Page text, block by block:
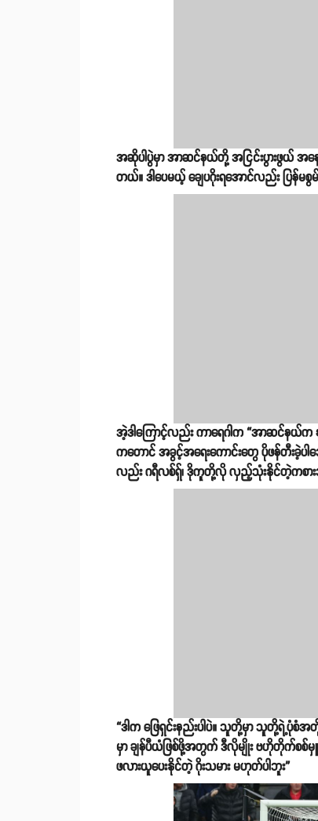
အဆိုပါပွဲမှာ အာဆင်နယ်တို့ အငြင်းပွားဖွယ် အ
တယ်။ ဒါပေမယ့် ချေပဂိုးရအောင်လည်း ပြန်မ
အဲ့ဒါကြောင့်လည်း ကာရေဂါက “အာဆင်နယ်
ကတောင် အခွင့်အရေးကောင်းတွေ ပိုဖန်တီးခဲ့ပါ
လည်း ဂရီလစ်ရှ်၊ ဒိုကူတို့လို လှည့်သုံးနိုင်တဲ့ကစား
“ဒါက ဖြေရှင်းနည်းပါပဲ။ သူတို့မှာ သူတို့ရဲ့ပုံစံ
မှာ ချန်ပီယံဖြစ်ဖို့အတွက် ဒီလိုမျိုး ဗဟိုတိုက်စစ်
ဖလားယူပေးနိုင်တဲ့ ဂိုးသမား မဟုတ်ပါဘူး”